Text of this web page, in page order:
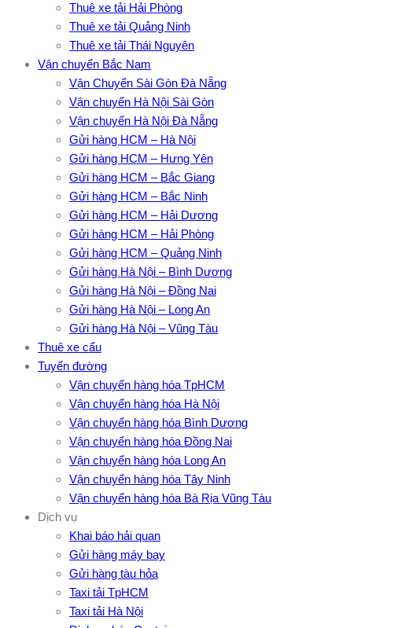
Thuê xe tải Hải Phòng
Thuê xe tải Quảng Ninh
Thuê xe tải Thái Nguyên
Vận chuyển Bắc Nam
Vận Chuyển Sài Gòn Đà Nẵng
Vận chuyển Hà Nội Sài Gòn
Vận chuyển Hà Nội Đà Nẵng
Gửi hàng HCM – Hà Nội
Gửi hàng HCM – Hưng Yên
Gửi hàng HCM – Bắc Giang
Gửi hàng HCM – Bắc Ninh
Gửi hàng HCM – Hải Dương
Gửi hàng HCM – Hải Phòng
Gửi hàng HCM – Quảng Ninh
Gửi hàng Hà Nội – Bình Dương
Gửi hàng Hà Nội – Đồng Nai
Gửi hàng Hà Nội – Long An
Gửi hàng Hà Nội – Vũng Tàu
Thuê xe cẩu
Tuyến đường
Vận chuyển hàng hóa TpHCM
Vận chuyển hàng hóa Hà Nội
Vận chuyển hàng hóa Bình Dương
Vận chuyển hàng hóa Đồng Nai
Vận chuyển hàng hóa Long An
Vận chuyển hàng hóa Tây Ninh
Vận chuyển hàng hóa Bà Rịa Vũng Tàu
Dịch vụ
Khai báo hải quan
Gửi hàng máy bay
Gửi hàng tàu hỏa
Taxi tải TpHCM
Taxi tải Hà Nội